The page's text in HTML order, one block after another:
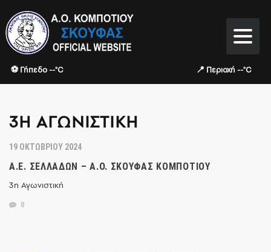
⚽ Γήπεδο --°C 📍 Περιοχή --°C
3Η ΑΓΩΝΙΣΤΙΚΉ
19 ΟΚΤΩΒΡΊΟΥ 2024
Α.Ε. ΣΕΛΛΆΔΩΝ – Α.Ο. ΣΚΟΥΦΆΣ ΚΟΜΠΟΤΊΟΥ
3η Αγωνιστική
0